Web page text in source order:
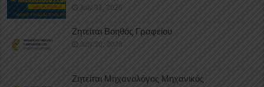
July 31, 2026
Ζητείται Βοηθός Γραφείου
July 30, 2026
Ζητείται Μηχανολόγος Μηχανικός